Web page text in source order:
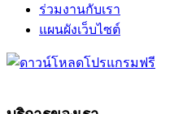
ร่วมงานกับเรา
แผนผังเว็บไซต์